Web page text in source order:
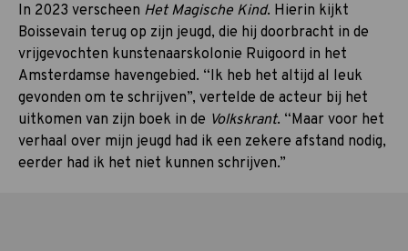
In 2023 verscheen Het Magische Kind. Hierin kijkt
Boissevain terug op zijn jeugd, die hij doorbracht in de
vrijgevochten kunstenaarskolonie Ruigoord in het
Amsterdamse havengebied. “Ik heb het altijd al leuk
gevonden om te schrijven”, vertelde de acteur bij het
uitkomen van zijn boek in de Volkskrant. “Maar voor het
verhaal over mijn jeugd had ik een zekere afstand nodig,
eerder had ik het niet kunnen schrijven.”